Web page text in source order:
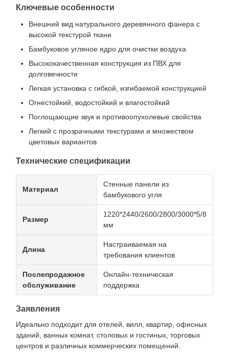
Ключевые особенности
Внешний вид натурального деревянного фанера с
высокой текстурой ткани
Бамбуковое угляное ядро для очистки воздуха
Высококачественная конструкция из ПВХ для
долговечности
Легкая установка с гибкой, изгибаемой конструкцией
Огнестойкий, водостойкий и влагостойкий
Поглощающие звук и противоопухолевые свойства
Легкий с прозрачными текстурами и множеством
цветовых вариантов
Технические спецификации
Материал
Стенные панели из
бамбукового угля
Размер
1220*2440/2600/2800/3000*5/8
мм
Длина
Настраиваемая на
требования клиентов
Послепродажное
обслуживание
Онлайн-техническая
поддержка
Заявления
Идеально подходит для отелей, вилл, квартир, офисных
зданий, ванных комнат, столовых и гостиных, торговых
центров и различных коммерческих помещений.